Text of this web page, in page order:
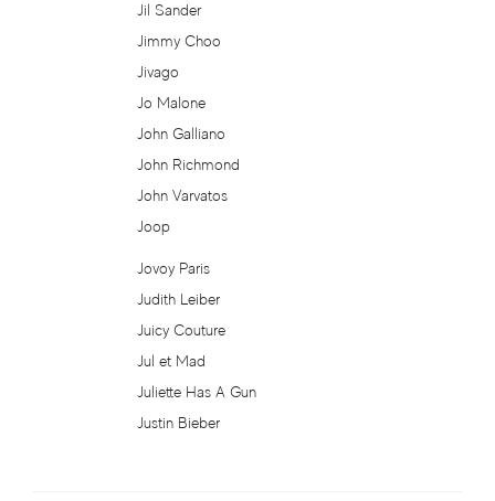
Jil Sander
Jimmy Choo
Jivago
Jo Malone
John Galliano
John Richmond
John Varvatos
Joop
Jovoy Paris
Judith Leiber
Juicy Couture
Jul et Mad
Juliette Has A Gun
Justin Bieber
Elanzia Merveille
Elizabeth Taylor